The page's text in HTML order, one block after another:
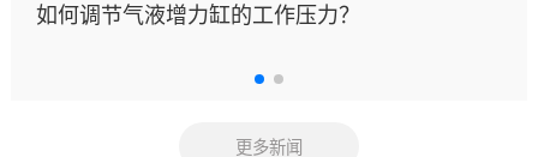
如何调节气液增力缸的工作压力？
更多新闻